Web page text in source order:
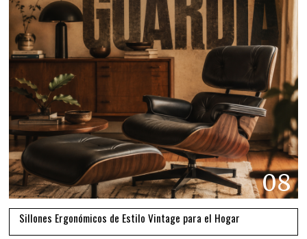
08
Sillones Ergonómicos de Estilo Vintage para el Hogar